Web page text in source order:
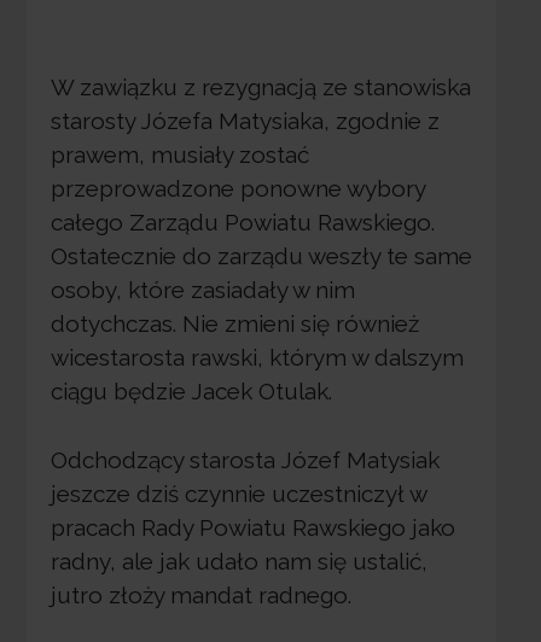
W zawiązku z rezygnacją ze stanowiska
starosty Józefa Matysiaka, zgodnie z
prawem, musiały zostać
przeprowadzone ponowne wybory
całego Zarządu Powiatu Rawskiego.
Ostatecznie do zarządu weszły te same
osoby, które zasiadały w nim
dotychczas. Nie zmieni się również
wicestarosta rawski, którym w dalszym
ciągu będzie Jacek Otulak.
Odchodzący starosta Józef Matysiak
jeszcze dziś czynnie uczestniczył w
pracach Rady Powiatu Rawskiego jako
radny, ale jak udało nam się ustalić,
jutro złoży mandat radnego.